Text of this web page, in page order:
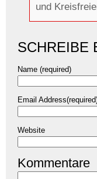
und
SCHREIBE
Name (required)
Email
Website
Kommentare